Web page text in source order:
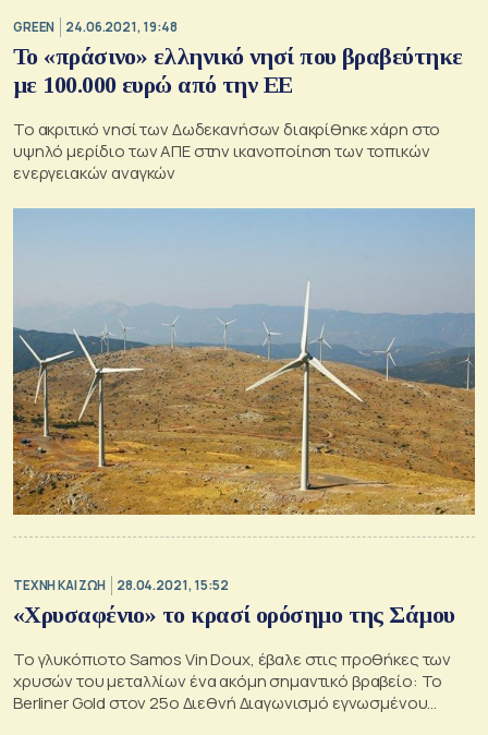
GREEN 24.06.2021, 19:48
Το «πράσινο» ελληνικό νησί που βραβεύτηκε
με 100.000 ευρώ από την ΕΕ
Το ακριτικό νησί των Δωδεκανήσων διακρίθηκε χάρη στο
υψηλό μερίδιο των ΑΠΕ στην ικανοποίηση των τοπικών
ενεργειακών αναγκών
TΕΧΝΗ ΚΑΙ ΖΩΗ 28.04.2021, 15:52
«Χρυσαφένιο» το κρασί ορόσημο της Σάμου
Το γλυκόπιοτο Samos Vin Doux, έβαλε στις προθήκες των
χρυσών του μεταλλίων ένα ακόμη σημαντικό βραβείο: Το
Berliner Gold στον 25ο Διεθνή Διαγωνισμό εγνωσμένου